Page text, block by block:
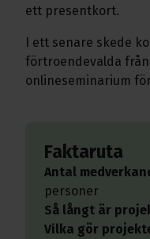
ett presentkort.
I ett senare skede
förtroendevalda
onlineseminarium
Faktaruta
Antal
personer
Så långt är
Vilka gör